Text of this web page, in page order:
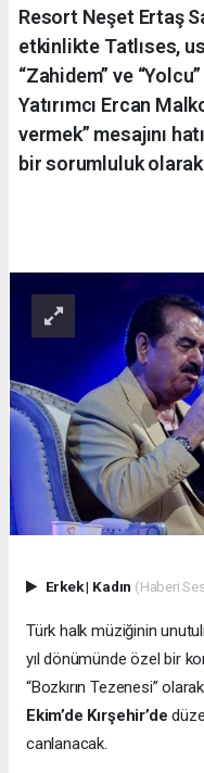
Resort Neşet Ertaş
etkinlikte Tatlıses,
“Zahidem” ve
Yatırımcı Ercan
vermek” mesajını
bir sorumluluk
Erkek| Kadın (Haberi
Türk halk müziğinin
yıl dönümünde özel bir
“Bozkırın Tezenesi”
Ekim’de Kırşehir’de
canlanacak.